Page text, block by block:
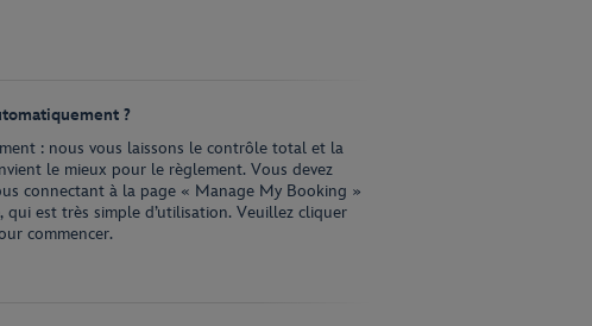
?
: nous vous laissons le contrôle total et la
le mieux pour le règlement. Vous devez
connectant à la page « Manage My Booking »
est très simple d’utilisation. Veuillez cliquer
commencer.